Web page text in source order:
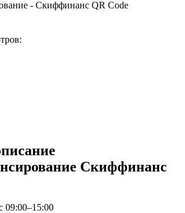
Скиффинанс
09:00–15:00